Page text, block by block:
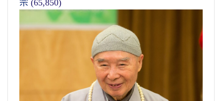
宗 (65,850)